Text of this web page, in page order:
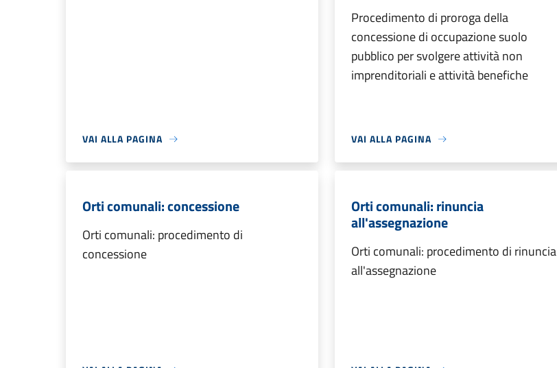
VAI ALLA PAGINA
Procedimento di proroga della
concessione di occupazione suolo
pubblico per svolgere attività non
imprenditoriali e attività benefiche
VAI ALLA PAGINA
Orti comunali: concessione
Orti comunali: procedimento di
concessione
Orti comunali: rinuncia
all'assegnazione
Orti comunali: procedimento di rinuncia
all'assegnazione